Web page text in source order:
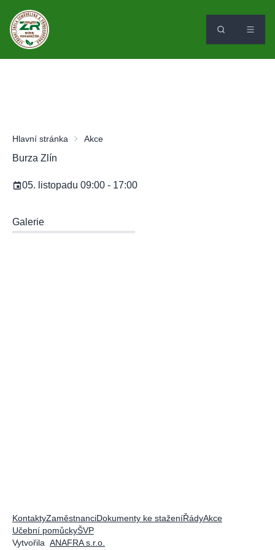
Hlavní stránka Akce
Burza Zlín
05. listopadu 09:00 - 17:00
Galerie
KontaktyZaměstnanciDokumenty ke staženíŘádyAkce
Učební pomůckyŠVP
Vytvořila ANAFRA s.r.o.